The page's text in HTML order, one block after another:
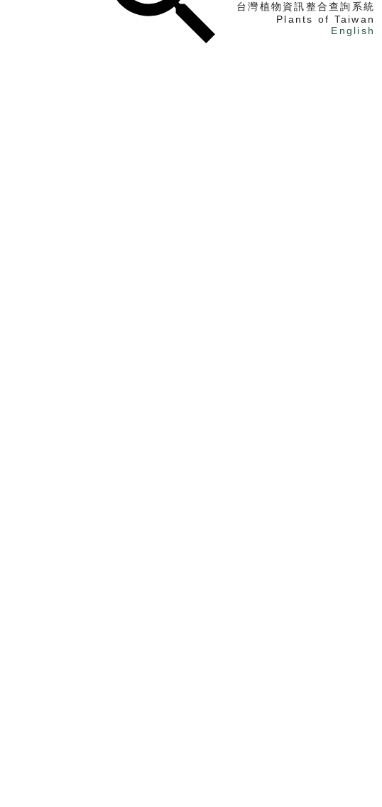
台灣植物資訊整合查詢系統
Plants of Taiwan
English